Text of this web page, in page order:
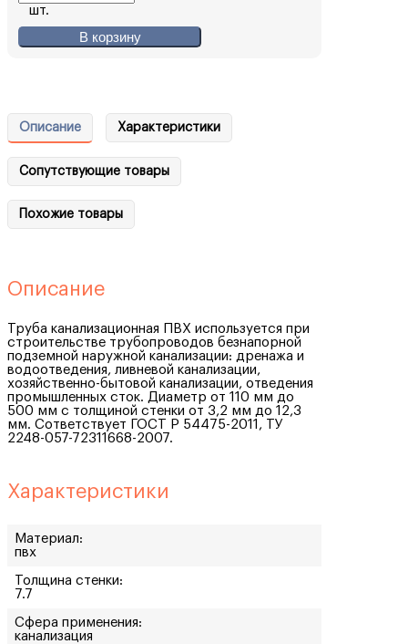
шт.
В корзину
Описание Характеристики
Сопутствующие товары
Похожие товары
Описание
Труба канализационная ПВХ используется при
строительстве трубопроводов безнапорной
подземной наружной канализации: дренажа и
водоотведения, ливневой канализации,
хозяйственно-бытовой канализации, отведения
промышленных сток. Диаметр от 110 мм до
500 мм с толщиной стенки от 3,2 мм до 12,3
мм. Сответствует ГОСТ Р 54475-2011, ТУ
2248-057-72311668-2007.
Характеристики
Материал:
пвх
Толщина стенки:
7.7
Сфера применения:
канализация